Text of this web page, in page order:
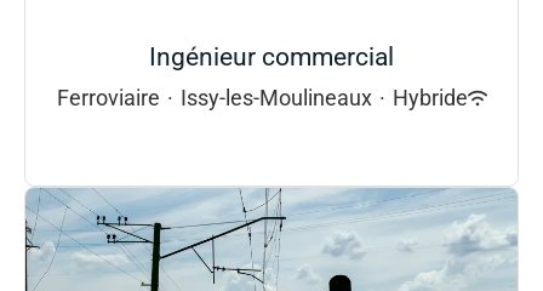
Ingénieur commercial
Ferroviaire · Issy-les-Moulineaux · Hybride